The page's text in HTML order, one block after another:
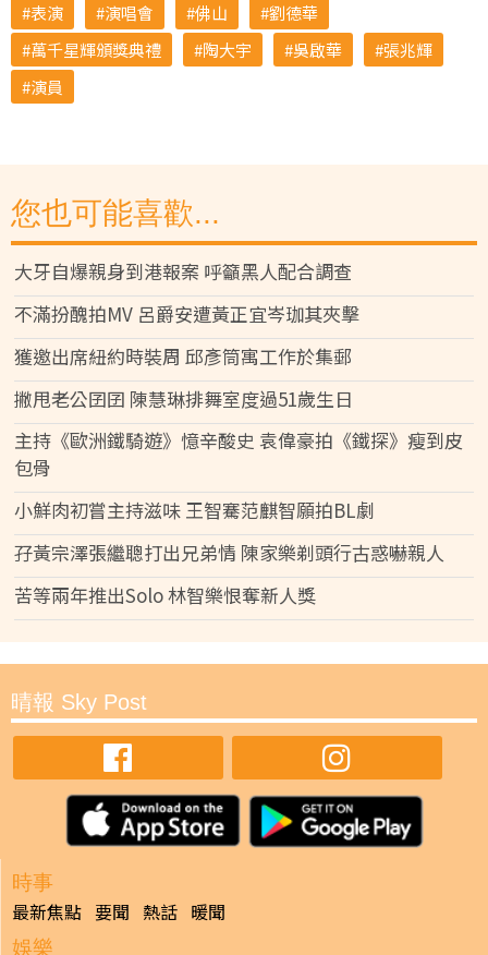
表演 演唱會 佛山
劉德華
萬千星輝頒獎典禮
陶大宇 吳啟華
張兆輝
演員
您也可能喜歡...
大牙自爆親身到港報案 呼籲黑人配合調查
不滿扮醜拍MV 呂爵安遭黃正宜岑珈其夾擊
獲邀出席紐約時裝周 邱彥筒寓工作於集郵
撇甩老公囝囝 陳慧琳排舞室度過51歲生日
主持《歐洲鐵騎遊》憶辛酸史 袁偉豪拍《鐵探》瘦到皮
包骨
小鮮肉初嘗主持滋味 王智騫范麒智願拍BL劇
孖黃宗澤張繼聰打出兄弟情 陳家樂剃頭行古惑嚇親人
苦等兩年推出Solo 林智樂恨奪新人獎
晴報 Sky Post
時事
最新焦點 要聞 熱話 暖聞
娛樂